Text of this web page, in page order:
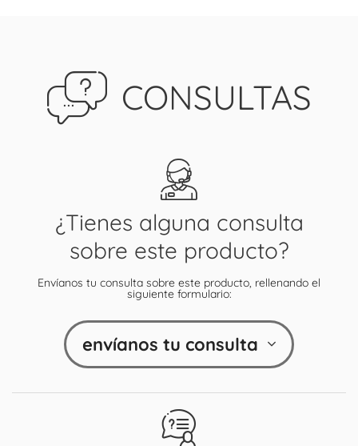
CONSULTAS
¿Tienes alguna consulta
sobre este producto?
Envíanos tu consulta sobre este producto, rellenando el
siguiente formulario:
envíanos tu consulta